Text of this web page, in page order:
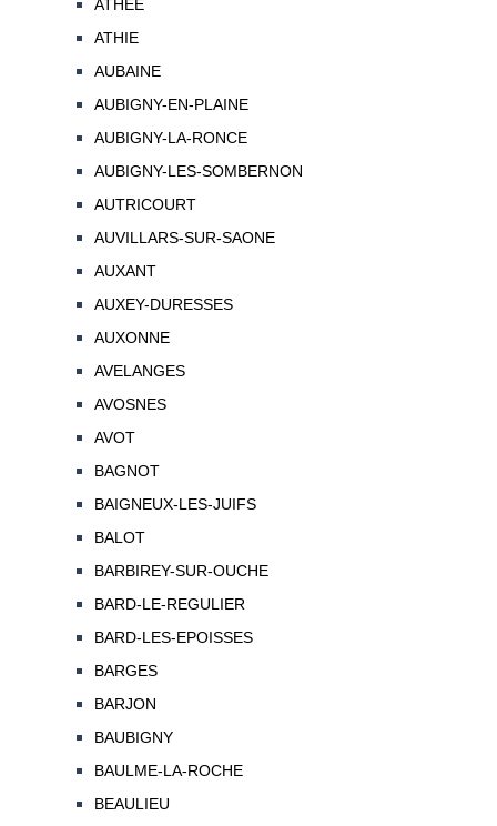
ATHEE
ATHIE
AUBAINE
AUBIGNY-EN-PLAINE
AUBIGNY-LA-RONCE
AUBIGNY-LES-SOMBERNON
AUTRICOURT
AUVILLARS-SUR-SAONE
AUXANT
AUXEY-DURESSES
AUXONNE
AVELANGES
AVOSNES
AVOT
BAGNOT
BAIGNEUX-LES-JUIFS
BALOT
BARBIREY-SUR-OUCHE
BARD-LE-REGULIER
BARD-LES-EPOISSES
BARGES
BARJON
BAUBIGNY
BAULME-LA-ROCHE
BEAULIEU